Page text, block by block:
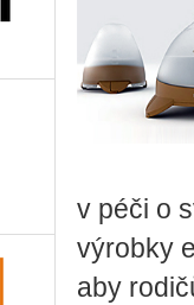
v péči o
vý­rob­ky
aby